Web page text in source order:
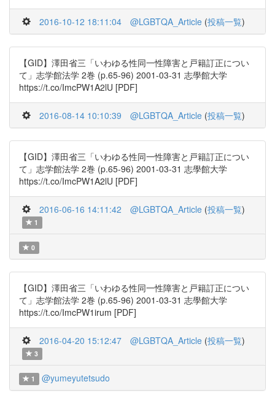
2016-10-12 18:11:04 @LGBTQA_Article (投稿一覧)
【GID】澤田省三「いわゆる性同一性障害と戸籍訂正につい
て」志学館法学 2巻 (p.65-96) 2001-03-31 志學館大学
https://t.co/ImcPW1A2lU [PDF]
2016-08-14 10:10:39 @LGBTQA_Article (投稿一覧)
【GID】澤田省三「いわゆる性同一性障害と戸籍訂正につい
て」志学館法学 2巻 (p.65-96) 2001-03-31 志學館大学
https://t.co/ImcPW1A2lU [PDF]
2016-06-16 14:11:42 @LGBTQA_Article (投稿一覧)
1
0
【GID】澤田省三「いわゆる性同一性障害と戸籍訂正につい
て」志学館法学 2巻 (p.65-96) 2001-03-31 志學館大学
https://t.co/ImcPW1irum [PDF]
2016-04-20 15:12:47 @LGBTQA_Article (投稿一覧)
3
1 @yumeyutetsudo